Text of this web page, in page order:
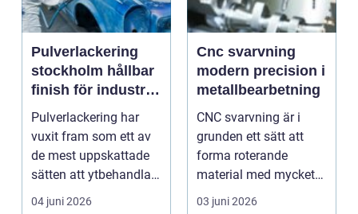
Pulverlackering
stockholm hållbar
finish för industri
och design
Pulverlackering har
vuxit fram som ett av
de mest uppskattade
sätten att ytbehandla
metall i moderna...
04 juni 2026
Cnc svarvning
modern precision i
metallbearbetning
CNC svarvning är i
grunden ett sätt att
forma roterande
material med mycket
hög precision med
03 juni 2026